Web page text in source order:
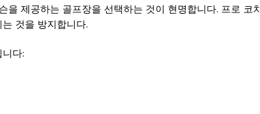
제공하는 골프장을 선택하는 것이 현명합니다. 프로 코치
것을 방지합니다.
다: